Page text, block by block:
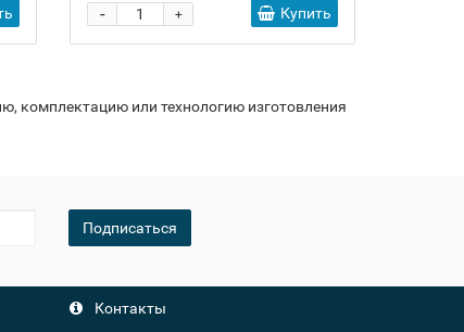
+
- Купить
комплектацию или технологию изготовления
Подписаться
Контакты